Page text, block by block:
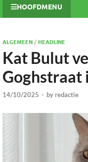
HOOFDMENU
ALGEMEEN/ HEADLINE
Kat Bulut
Goghstraat
14/10/2025 - by redactie